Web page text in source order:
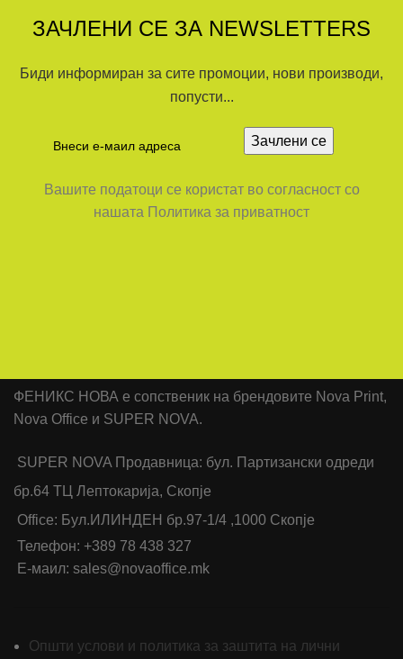
ЗАЧЛЕНИ СЕ ЗА NEWSLETTERS
Биди информиран за сите промоции, нови производи,
попусти...
Вашите податоци се користат во согласност со
нашата Политика за приватност
ФЕНИКС НОВА е сопственик на брендовите Nova Print,
Nova Office и SUPER NOVA.
SUPER NOVA Продавница: бул. Партизански одреди
бр.64 ТЦ Лептокарија, Скопје
Office: Бул.ИЛИНДЕН бр.97-1/4 ,1000 Скопје
Телефон: +389 78 438 327
Е-маил: sales@novaoffice.mk
Општи услови и политика за заштита на лични